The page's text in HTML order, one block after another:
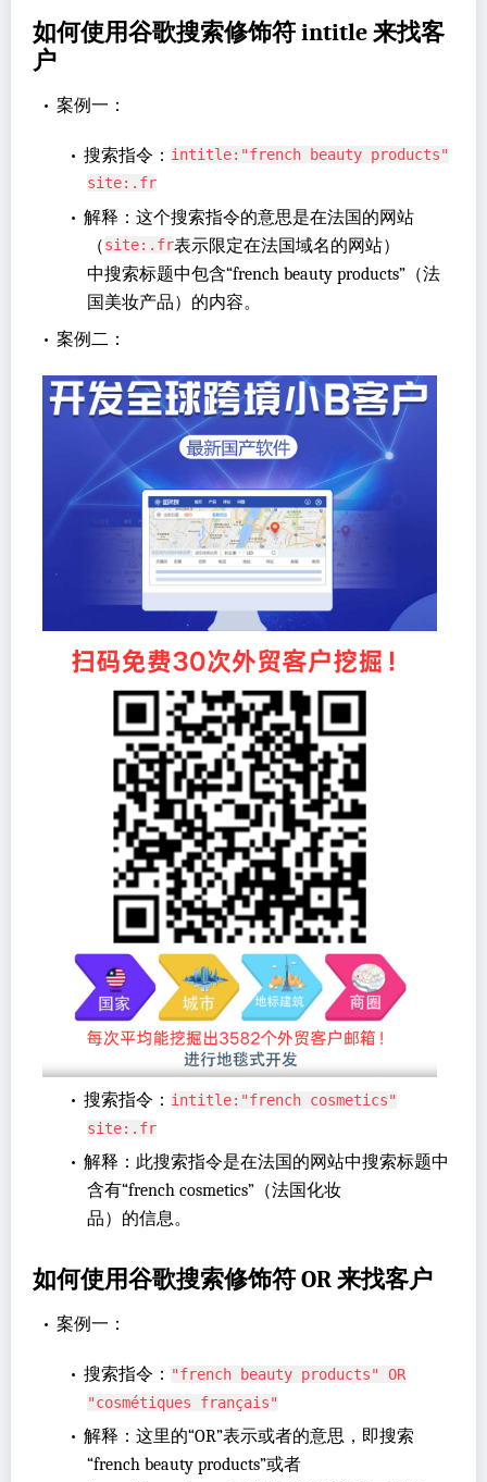
如何使用谷歌搜索修饰符 intitle 来找客
户
• 案例一：
• 搜索指令： intitle:"french beauty products"
site:.fr
• 解释：这个搜索指令的意思是在法国的网站
（site:.fr表示限定在法国域名的网站）
中搜索标题中包含“french beauty products”（法
国美妆产品）的内容。
• 案例二：
• 搜索指令： intitle:"french cosmetics"
site:.fr
• 解释：此搜索指令是在法国的网站中搜索标题中
含有“french cosmetics”（法国化妆
品）的信息。
如何使用谷歌搜索修饰符 OR 来找客户
• 案例一：
• 搜索指令： "french beauty products" OR
"cosmétiques français"
• 解释：这里的“OR”表示或者的意思，即搜索
“french beauty products”或者